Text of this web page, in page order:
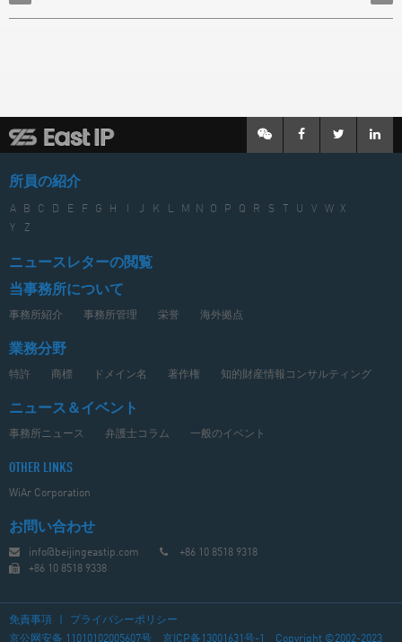
所員の紹介
A B C D E F G H J K L M N O P Q R S U V W
X
Y
Z
ニュースレターの閲覧
当事務所について
事務所紹介 事務所管理 栄誉 海外拠点
業務分野
特許 商標 ドメイン名 著作権 知的財産情報コンサルティング
ニュース＆イベント
事務所ニュース 弁護士コラム 一般のイベント
OTHER LINKS
WiAr Corporation
お問い合わせ
info@beijingeastip.com
+86 10 8518 9318
+86 10 8518 9338
免責事項
プライバシーポリシー
京公网安备 11010102005607号
京ICP备13001631号-1 Copyright ©2002-2023